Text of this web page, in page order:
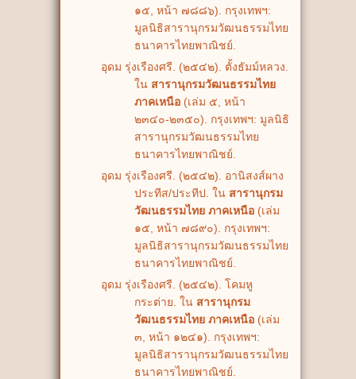
๑๕, หน้า ๗๘๘๖). กรุงเทพฯ:
มูลนิธิสารานุกรมวัฒนธรรมไทย
ธนาคารไทยพาณิชย์.
อุดม รุ่งเรืองศรี. (๒๕๔๒). ตั้งธัมม์หลวง.
ใน สารานุกรมวัฒนธรรมไทย
ภาคเหนือ (เล่ม ๕, หน้า
๒๓๔๐-๒๓๕๐). กรุงเทพฯ: มูลนิธิ
สารานุกรมวัฒนธรรมไทย
ธนาคารไทยพาณิชย์.
อุดม รุ่งเรืองศรี. (๒๕๔๒). อานิสงส์ผาง
ประทีส/ประทีป. ใน สารานุกรม
วัฒนธรรมไทย ภาคเหนือ (เล่ม
๑๕, หน้า ๗๘๙๐). กรุงเทพฯ:
มูลนิธิสารานุกรมวัฒนธรรมไทย
ธนาคารไทยพาณิชย์.
อุดม รุ่งเรืองศรี. (๒๕๔๒). โคมหู
กระต่าย. ใน สารานุกรม
วัฒนธรรมไทย ภาคเหนือ (เล่ม
๓, หน้า ๑๒๔๑). กรุงเทพฯ:
มูลนิธิสารานุกรมวัฒนธรรมไทย
ธนาคารไทยพาณิชย์.